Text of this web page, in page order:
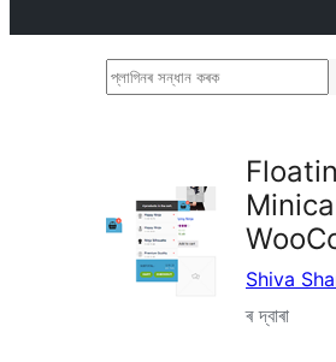
প্লাগিনৰ
Shiva
ৰ দ্বাৰা